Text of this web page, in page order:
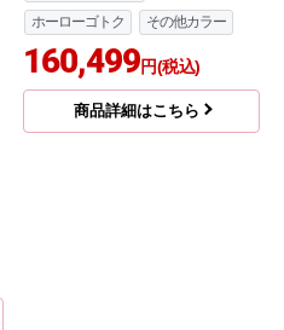
Lisse リッセ ビルトイ
ンコンロ RHX71W42J2
RW-13A 工事費込
ガラストップ
都市ガス
幅75cm
無水両面焼グリル